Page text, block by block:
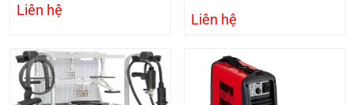
Liên hệ
Liên hệ